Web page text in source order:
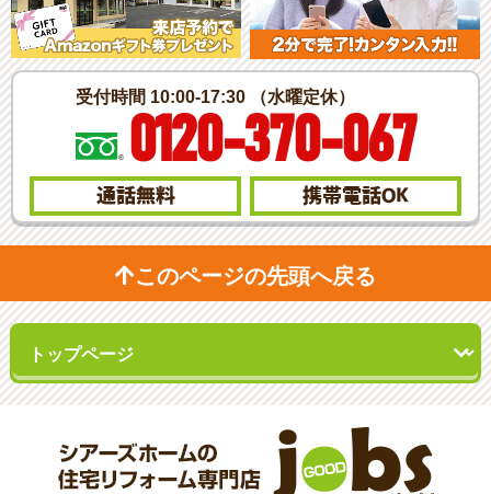
受付時間 10:00-17:30 （水曜定休）
0120-370-067
通話無料 携帯電話OK
このページの先頭へ戻る